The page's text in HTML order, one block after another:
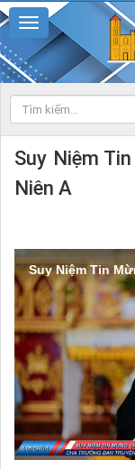
Suy Niệm
Niên A